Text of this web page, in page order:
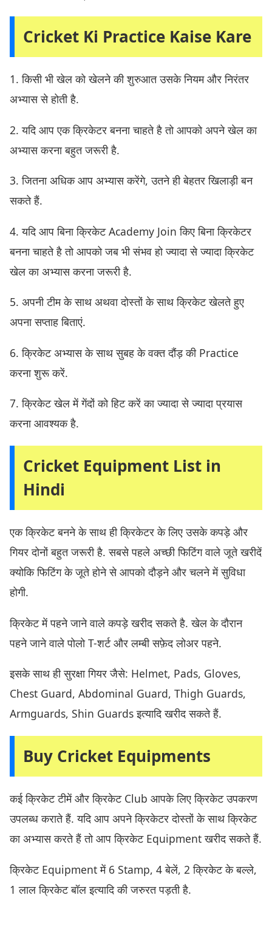
Cricket Ki Practice Kaise Kare
1. किसी भी खेल को खेलने की शुरुआत उसके नियम और निरंतर
अभ्यास से होती है.
2. यदि आप एक क्रिकेटर बनना चाहते है तो आपको अपने खेल का
अभ्यास करना बहुत जरूरी है.
3. जितना अधिक आप अभ्यास करेंगे, उतने ही बेहतर खिलाड़ी बन
सकते हैं.
4. यदि आप बिना क्रिकेट Academy Join किए बिना क्रिकेटर
बनना चाहते है तो आपको जब भी संभव हो ज्यादा से ज्यादा क्रिकेट
खेल का अभ्यास करना जरूरी है.
5. अपनी टीम के साथ अथवा दोस्तों के साथ क्रिकेट खेलते हुए
अपना सप्ताह बिताएं.
6. क्रिकेट अभ्यास के साथ सुबह के वक्त दौंड़ की Practice
करना शुरू करें.
7. क्रिकेट खेल में गेंदों को हिट करें का ज्यादा से ज्यादा प्रयास
करना आवश्यक है.
Cricket Equipment List in
Hindi
एक क्रिकेट बनने के साथ ही क्रिकेटर के लिए उसके कपड़े और
गियर दोनों बहुत जरूरी है. सबसे पहले अच्छी फिटिंग वाले जूते खरीदें
क्योकि फिटिंग के जूते होने से आपको दौड़ने और चलने में सुविधा
होगी.
क्रिकेट में पहने जाने वाले कपड़े खरीद सकते है. खेल के दौरान
पहने जाने वाले पोलो T-शर्ट और लम्बी सफ़ेद लोअर पहने.
इसके साथ ही सुरक्षा गियर जैसे: Helmet, Pads, Gloves,
Chest Guard, Abdominal Guard, Thigh Guards,
Armguards, Shin Guards इत्यादि खरीद सकते हैं.
Buy Cricket Equipments
कई क्रिकेट टीमें और क्रिकेट Club आपके लिए क्रिकेट उपकरण
उपलब्ध कराते हैं. यदि आप अपने क्रिकेटर दोस्तों के साथ क्रिकेट
का अभ्यास करते हैं तो आप क्रिकेट Equipment खरीद सकते हैं.
क्रिकेट Equipment में 6 Stamp, 4 बेलें, 2 क्रिकेट के बल्ले,
1 लाल क्रिकेट बॉल इत्यादि की जरुरत पड़ती है.